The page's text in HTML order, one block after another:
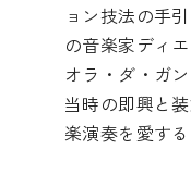
ョン技法の手
の音楽家ディ
オラ・ダ・ガ
当時の即興と
楽演奏を愛す